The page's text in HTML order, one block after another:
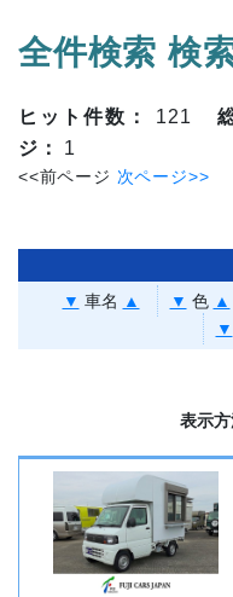
全件検索 検
ヒット件数： 121
ジ：
1
<<前ページ 次ページ>>
▼ 車名 ▲ ▼ 色 ▲
▼
表示方